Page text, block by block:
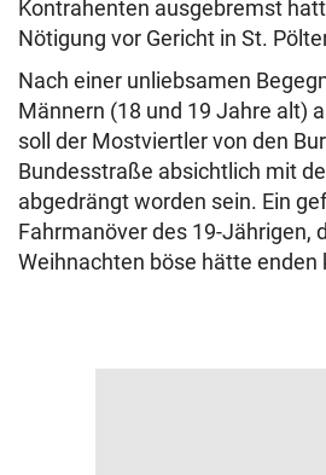
Kontrahenten ausgebremst
Nötigung vor Gericht in St.
Nach einer unliebsamen
Männern (18 und 19 Jahre alt)
soll der Mostviertler von den
Bundesstraße absichtlich mit
abgedrängt worden sein. Ein
Fahrmanöver des 19-Jährigen,
Weihnachten böse hätte enden